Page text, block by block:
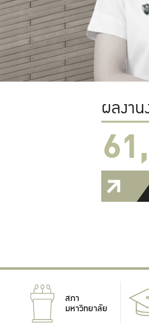
ผลงา
สภา
มหาวิทยาลัย